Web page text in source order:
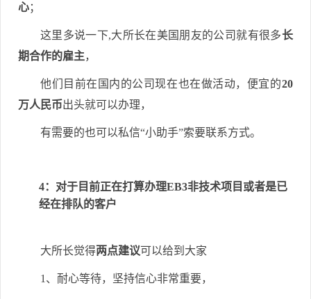
心；
这里多说一下,大所长在美国朋友的公司就有很多长
期合作的雇主，
他们目前在国内的公司现在也在做活动，便宜的20
万人民币出头就可以办理，
有需要的也可以私信“小助手”索要联系方式。
4： 对于目前正在打算办理EB3非技术项目或者是已
经在排队的客户
大所长觉得两点建议可以给到大家
1、耐心等待，坚持信心非常重要，